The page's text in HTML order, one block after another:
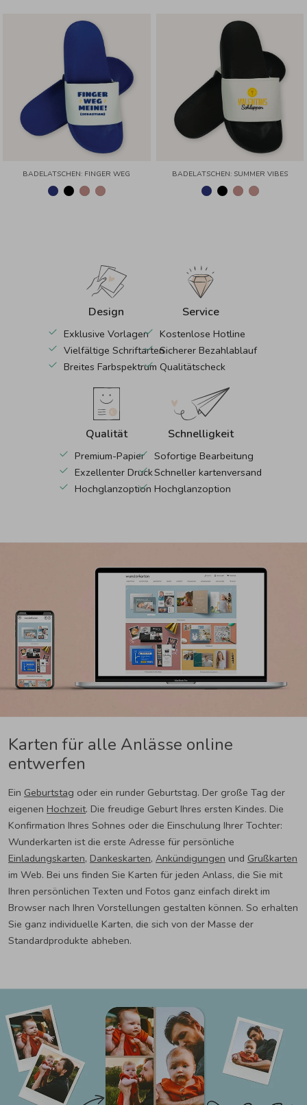
BADELATSCHEN: FINGER WEG BADELATSCHEN: SUMMER VIBES
Design
Exklusive Vorlagen
Vielfältige Schriftarten
Breites Farbspektrum
Service
Kostenlose Hotline
Sicherer Bezahlablauf
Qualitätscheck
Qualität
Premium-Papier
Exzellenter Druck
Hochglanzoption
Schnelligkeit
Sofortige Bearbeitung
Schneller kartenversand
Hochglanzoption
Karten für alle Anlässe online
entwerfen
Ein Geburtstag oder ein runder Geburtstag. Der große Tag der
eigenen Hochzeit. Die freudige Geburt Ihres ersten Kindes. Die
Konfirmation Ihres Sohnes oder die Einschulung Ihrer Tochter:
Wunderkarten ist die erste Adresse für persönliche
Einladungskarten, Dankeskarten, Ankündigungen und Grußkarten
im Web. Bei uns finden Sie Karten für jeden Anlass, die Sie mit
Ihren persönlichen Texten und Fotos ganz einfach direkt im
Browser nach Ihren Vorstellungen gestalten können. So erhalten
Sie ganz individuelle Karten, die sich von der Masse der
Standardprodukte abheben.